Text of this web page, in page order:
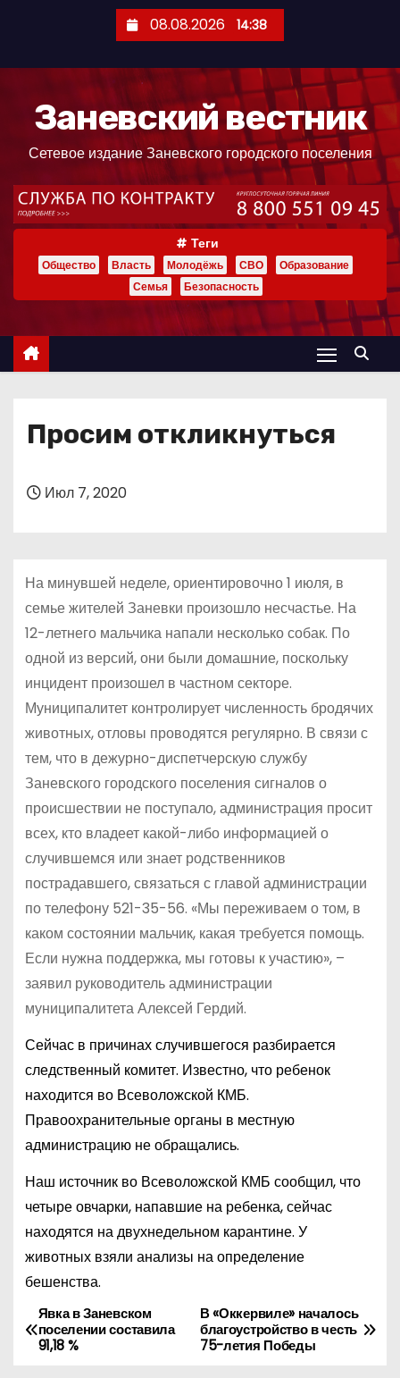
ж
08.08.2026 14:38
Заневский вестник
Сетевое издание Заневского городского поселения
Теги
Общество Власть Молодёжь СВО
Образование
Семья
Безопасность
Просим откликнуться
Июл 7, 2020
На минувшей неделе, ориентировочно 1 июля, в
семье жителей Заневки произошло несчастье. На
12-летнего мальчика напали несколько собак. По
одной из версий, они были домашние, поскольку
инцидент произошел в частном секторе.
Муниципалитет контролирует численность бродячих
животных, отловы проводятся регулярно. В связи с
тем, что в дежурно-диспетчерскую службу
Заневского городского поселения сигналов о
происшествии не поступало, администрация просит
всех, кто владеет какой-либо информацией о
случившемся или знает родственников
пострадавшего, связаться с главой администрации
по телефону 521-35-56. «Мы переживаем о том, в
каком состоянии мальчик, какая требуется помощь.
Если нужна поддержка, мы готовы к участию», –
заявил руководитель администрации
муниципалитета Алексей Гердий.
Сейчас в причинах случившегося разбирается
следственный комитет. Известно, что ребенок
находится во Всеволожской КМБ.
Правоохранительные органы в местную
администрацию не обращались.
Наш источник во Всеволожской КМБ сообщил, что
четыре овчарки, напавшие на ребенка, сейчас
находятся на двухнедельном карантине. У
животных взяли анализы на определение
бешенства.
Н
В «Оккервиле» началось
благоустройство в честь
75-летия Победы
Явка в Заневском
поселении составила
91,18 %